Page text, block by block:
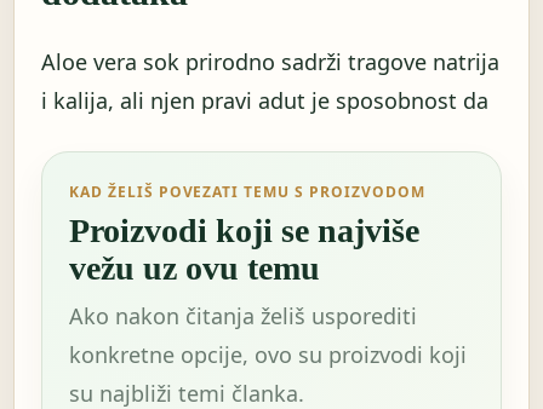
Aloe vera sok prirodno sadrži tragove natrija
i kalija, ali njen pravi adut je sposobnost da
KAD ŽELIŠ POVEZATI TEMU S PROIZVODOM
Proizvodi koji se najviše
vežu uz ovu temu
Ako nakon čitanja želiš usporediti
konkretne opcije, ovo su proizvodi koji
su najbliži temi članka.